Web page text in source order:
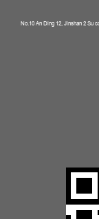
No.10 An Ding 12, Jinshan 2 Su